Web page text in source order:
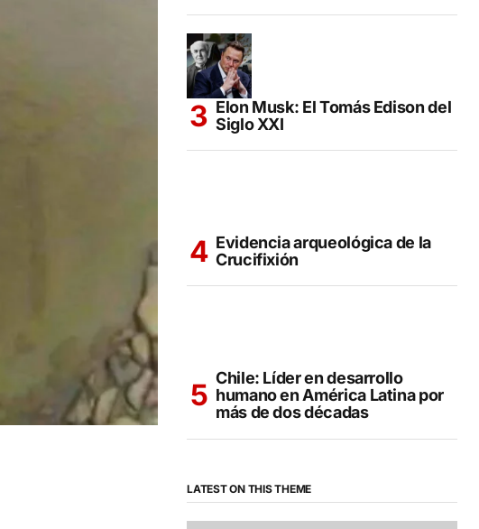
Elon Musk: El Tomás Edison del
Siglo XXI
Evidencia arqueológica de la
Crucifixión
Chile: Líder en desarrollo
humano en América Latina por
más de dos décadas
LATEST ON THIS THEME